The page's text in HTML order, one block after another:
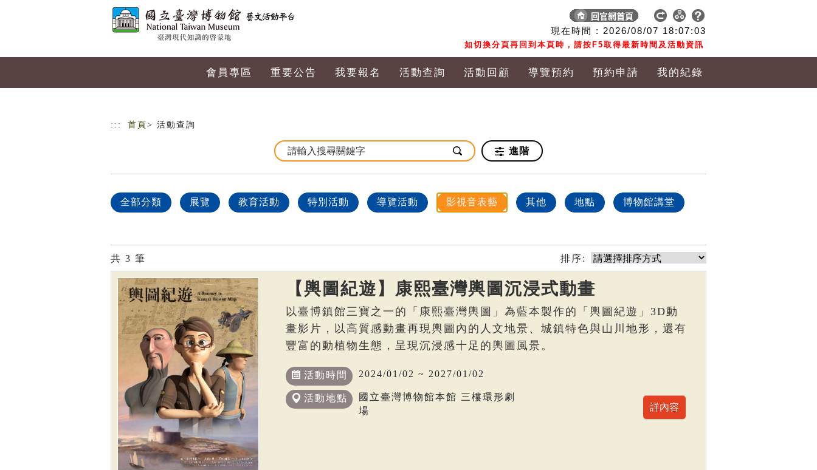
現在時間 : 2026/08/07 18:07:04
如切換分頁再回到本頁時，請按F5取得最新時間及活動資訊
會員專區 重要公告 我要報名 活動查詢 活動回顧 導覽預約 預約申請 我的紀錄
::: 首頁 > 活動查詢
進階
全部分類 展覽 教育活動 特別活動 導覽活動 影視音表藝 其他 地點 博物館講堂
共 3 筆 排序:
【輿圖紀遊】康熙臺灣輿圖沉浸式動畫
以臺博鎮館三寶之一的「康熙臺灣輿圖」為藍本製作的「輿圖紀遊」3D動
畫影片，以高質感動畫再現輿圖內的人文地景、城鎮特色與山川地形，還有
豐富的動植物生態，呈現沉浸感十足的輿圖風景。
活動時間 2024/01/02 ~ 2027/01/02
活動地點
國立臺灣博物館本館 三樓環形劇
場